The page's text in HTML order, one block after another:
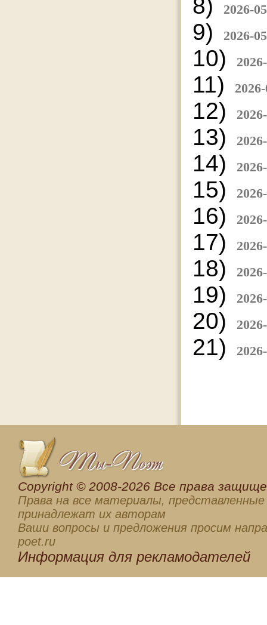
8) 2026-
9) 2026-
10)
11)
12)
13)
14)
15)
16)
17)
18)
19)
20)
21)
Сopyright © 2008-2026 Все права
Права на все материалы, представленные
принадлежат их авторам
Ваши вопросы и предложения просим
poet.ru
Информация для рекламодателей